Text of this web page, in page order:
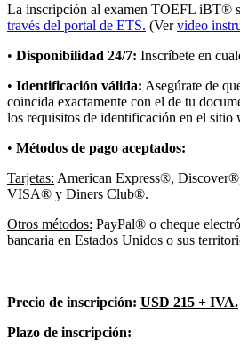
La inscripción al examen TOEFL iBT®
través del portal de ETS. (Vervideo
• Disponibilidad 24/7: Inscríbete en
• Identificación válida: Asegúrate de
coincida exactamente con el de tu
los requisitos de identificación en el sitio
• Métodos de pago aceptados:
Tarjetas: American Express®,
VISA® y Diners Club®.
Otros métodos: PayPal® o cheque
bancaria en Estados Unidos o sus
Precio de inscripción: USD 215 + IVA.
Plazo de inscripción: